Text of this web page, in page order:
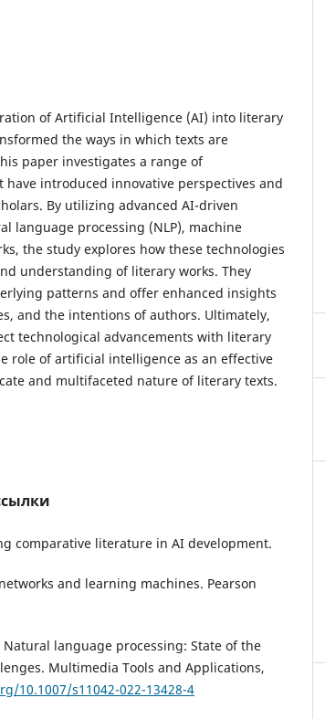
of Artificial Intelligence (AI) into literary
the ways in which texts are
paper investigates a range of
introduced innovative perspectives and
By utilizing advanced AI-driven
language processing (NLP), machine
the study explores how these technologies
understanding of literary works. They
patterns and offer enhanced insights
and the intentions of authors. Ultimately,
technological advancements with literary
role of artificial intelligence as an effective
and multifaceted nature of literary texts.
comparative literature in AI development.
and learning machines. Pearson
Natural language processing: State of the
Multimedia Tools and Applications,
10.1007/s11042-022-13428-4